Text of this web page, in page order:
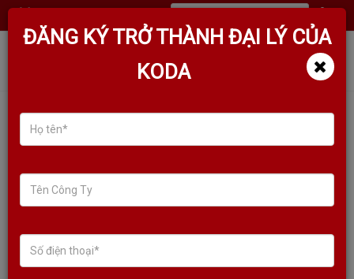
TÌM KIẾM SẢN PHẨM
Sale!
ĐĂNG KÝ TRỞ THÀNH ĐẠI LÝ CỦA
KODA